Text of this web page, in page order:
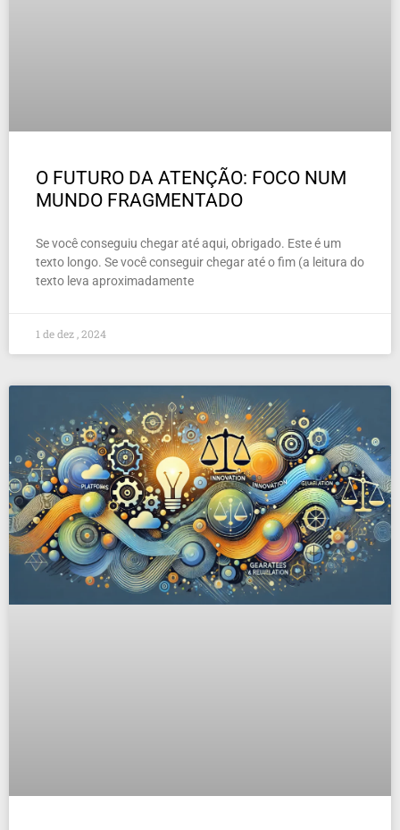
O FUTURO DA ATENÇÃO: FOCO NUM
MUNDO FRAGMENTADO
Se você conseguiu chegar até aqui, obrigado. Este é um
texto longo. Se você conseguir chegar até o fim (a leitura do
texto leva aproximadamente
1 de dez , 2024